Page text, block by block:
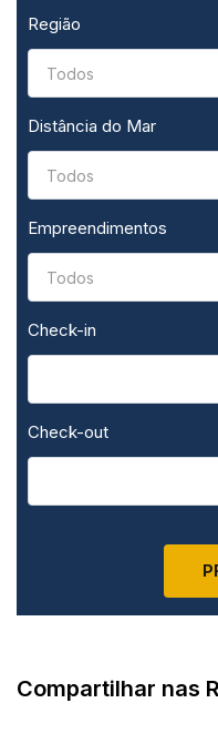
Região
Distância do Mar
Empreendimentos
Check-in
Check-out
Compartilhar nas